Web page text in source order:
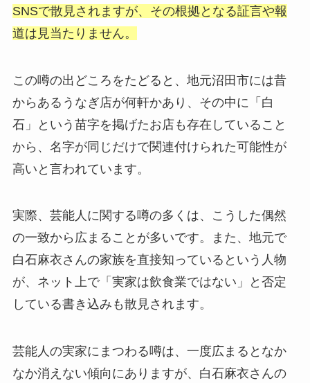
SNSで散見されますが、その根拠となる証言や報
道は見当たりません。
この噂の出どころをたどると、地元沼田市には昔
からあるうなぎ店が何軒かあり、その中に「白
石」という苗字を掲げたお店も存在していること
から、名字が同じだけで関連付けられた可能性が
高いと言われています。
実際、芸能人に関する噂の多くは、こうした偶然
の一致から広まることが多いです。また、地元で
白石麻衣さんの家族を直接知っているという人物
が、ネット上で「実家は飲食業ではない」と否定
している書き込みも散見されます。
芸能人の実家にまつわる噂は、一度広まるとなか
なか消えない傾向にありますが、白石麻衣さんの